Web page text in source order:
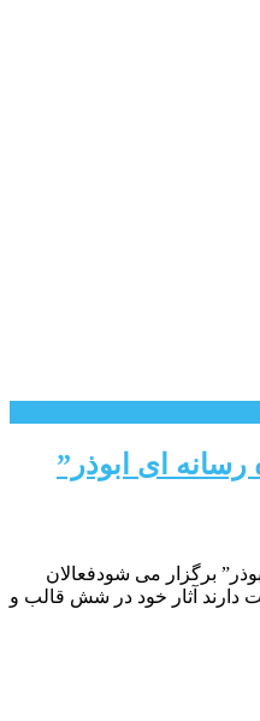
ای ابوذر”
برگزار می شودفعالان
آذر ماه فرصت دارند آثار خود در شش قالب و